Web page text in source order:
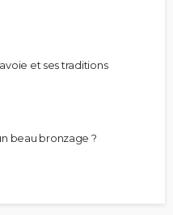
et ses traditions
beau bronzage ?